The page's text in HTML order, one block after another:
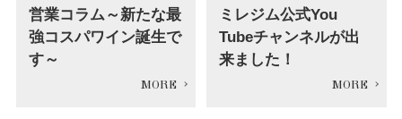
営業コラム～新たな最
強コスパワイン誕生で
す～
ミレジム公式You
Tubeチャンネルが出
来ました！